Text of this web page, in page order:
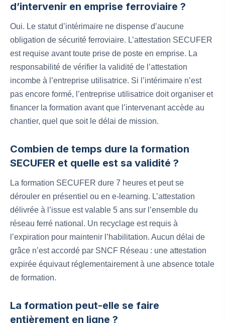
d’intervenir en emprise ferroviaire ?
Oui. Le statut d’intérimaire ne dispense d’aucune
obligation de sécurité ferroviaire. L’attestation SECUFER
est requise avant toute prise de poste en emprise. La
responsabilité de vérifier la validité de l’attestation
incombe à l’entreprise utilisatrice. Si l’intérimaire n’est
pas encore formé, l’entreprise utilisatrice doit organiser et
financer la formation avant que l’intervenant accède au
chantier, quel que soit le délai de mission.
Combien de temps dure la formation
SECUFER et quelle est sa validité ?
La formation SECUFER dure 7 heures et peut se
dérouler en présentiel ou en e-learning. L’attestation
délivrée à l’issue est valable 5 ans sur l’ensemble du
réseau ferré national. Un recyclage est requis à
l’expiration pour maintenir l’habilitation. Aucun délai de
grâce n’est accordé par SNCF Réseau : une attestation
expirée équivaut réglementairement à une absence totale
de formation.
La formation peut-elle se faire
entièrement en ligne ?